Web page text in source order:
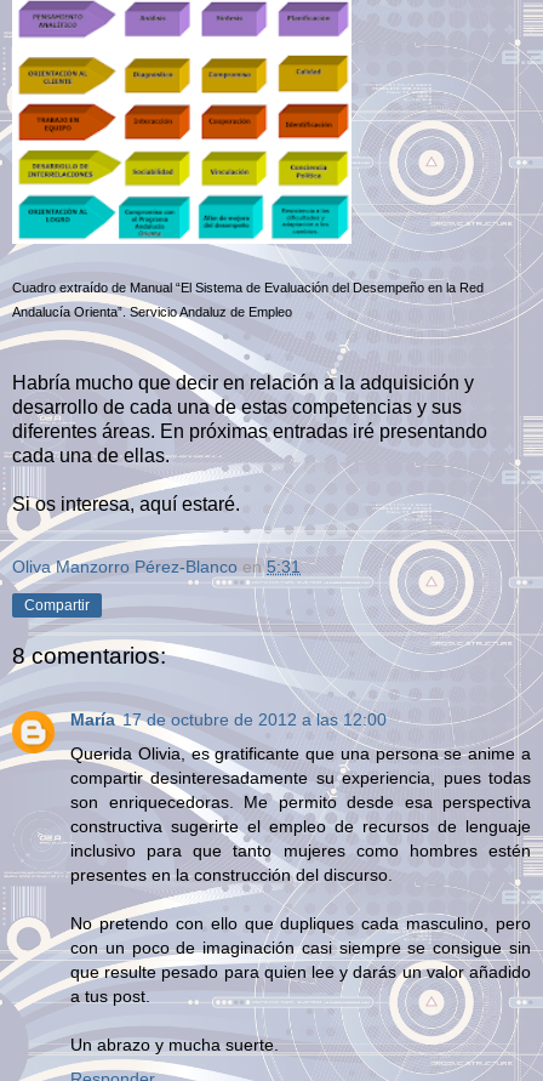
Cuadro extraído de Manual “El Sistema de Evaluación del Desempeño en la Red
Andalucía Orienta”. Servicio Andaluz de Empleo
Habría mucho que decir en relación a la adquisición y
desarrollo de cada una de estas competencias y sus
diferentes áreas. En próximas entradas iré presentando
cada una de ellas.
Si os interesa, aquí estaré.
Oliva Manzorro Pérez-Blanco en5:31
Compartir
8 comentarios:
María 17 de octubre de 2012 a las 12:00
Querida Olivia, es gratificante que una persona se anime a
compartir desinteresadamente su experiencia, pues todas
son enriquecedoras. Me permito desde esa perspectiva
constructiva sugerirte el empleo de recursos de lenguaje
inclusivo para que tanto mujeres como hombres estén
presentes en la construcción del discurso.
No pretendo con ello que dupliques cada masculino, pero
con un poco de imaginación casi siempre se consigue sin
que resulte pesado para quien lee y darás un valor añadido
a tus post.
Un abrazo y mucha suerte.